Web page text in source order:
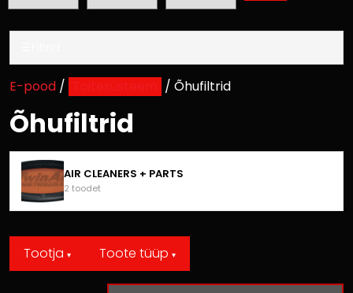
E-pood / Toitesüsteem / Õhufiltrid
Õhufiltrid
AIR CLEANERS + PARTS
2 toodet
Tootja ▾ Toote tüüp ▾